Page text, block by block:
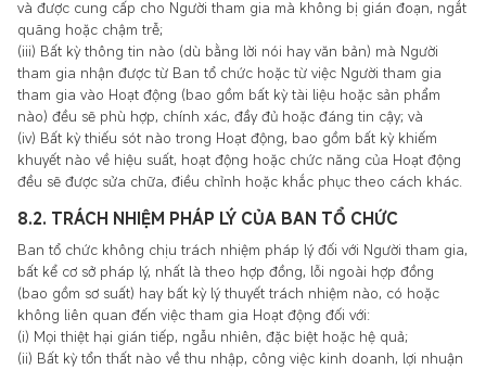
và được cung cấp cho Người tham gia mà không bị gián đoạn, ngắt
quãng hoặc chậm trễ;
(iii) Bất kỳ thông tin nào (dù bằng lời nói hay văn bản) mà Người
tham gia nhận được từ Ban tổ chức hoặc từ việc Người tham gia
tham gia vào Hoạt động (bao gồm bất kỳ tài liệu hoặc sản phẩm
nào) đều sẽ phù hợp, chính xác, đầy đủ hoặc đáng tin cậy; và
(iv) Bất kỳ thiếu sót nào trong Hoạt động, bao gồm bất kỳ khiếm
khuyết nào về hiệu suất, hoạt động hoặc chức năng của Hoạt động
đều sẽ được sửa chữa, điều chỉnh hoặc khắc phục theo cách khác.
8.2. TRÁCH NHIỆM PHÁP LÝ CỦA BAN TỔ CHỨC
Ban tổ chức không chịu trách nhiệm pháp lý đối với Người tham gia,
bất kể cơ sở pháp lý, nhất là theo hợp đồng, lỗi ngoài hợp đồng
(bao gồm sơ suất) hay bất kỳ lý thuyết trách nhiệm nào, có hoặc
không liên quan đến việc tham gia Hoạt động đối với:
(i) Mọi thiệt hại gián tiếp, ngẫu nhiên, đặc biệt hoặc hệ quả;
(ii) Bất kỳ tổn thất nào về thu nhập, công việc kinh doanh, lợi nhuận